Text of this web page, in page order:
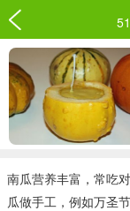
南瓜营养丰富，常吃
瓜做手工，例如万圣